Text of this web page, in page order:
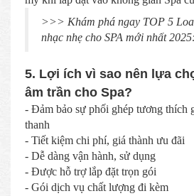
>>> Khám phá ngay TOP 5
nhạc nhẹ cho SPA mới nhất 2025:
5. Lợi ích vì sao nên lựa
âm trần cho Spa?
- Đảm bảo sự phối ghép tương thích
thanh
- Tiết kiệm chi phí, giá thành ưu đãi
- Dễ dàng vận hành, sử dụng
- Được hỗ trợ lắp đặt trọn gói
- Gói dịch vụ chất lượng đi kèm